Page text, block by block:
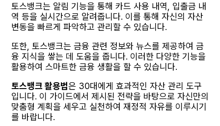
토스뱅크는 알림 기능을 통해 카드 사용 내역, 입출금 내
역 등을 실시간으로 알려줍니다. 이를 통해 자신의 자산
변동을 빠르게 파악하고 관리할 수 있습니다.
또한, 토스뱅크는 금융 관련 정보와 뉴스를 제공하여 금
융 지식을 쌓는 데 도움을 줍니다. 이러한 다양한 기능을
활용하여 스마트한 금융 생활을 할 수 있습니다.
토스뱅크 활용법은 30대에게 효과적인 자산 관리 도구
입니다. 이 가이드에서 제시된 전략을 바탕으로 자신만의
맞춤형 계획을 세우고 실천하여 재정적 자유를 이루시기
를 바랍니다.